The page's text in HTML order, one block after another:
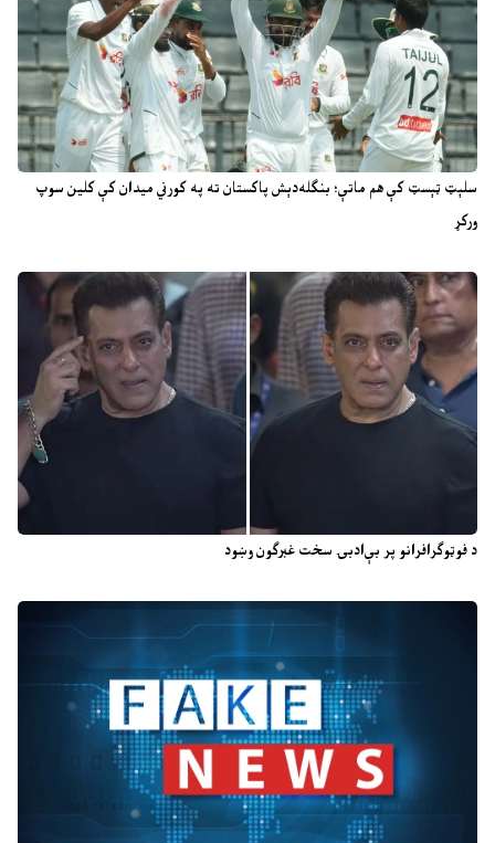
سلېټ ټېسټ کې هم ماتې؛ بنګله‌دېش پاکستان ته په کورني میدان کې کلین سوپ
ورکړ
د فوټوګرافرانو پر بې‌ادبۍ سخت غبرګون وښود